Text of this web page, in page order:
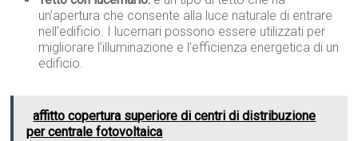
un’apertura che consente alla luce naturale di entrare
nell’edificio. I lucernari possono essere utilizzati per
migliorare l’illuminazione e l’efficienza energetica di un
edificio.
affitto copertura superiore di centri di distribuzione
per centrale fotovoltaica